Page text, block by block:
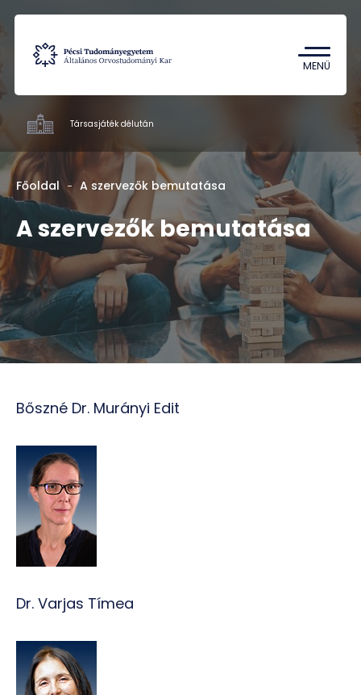
MENÜ
Tantárgykereső
Campus térkép
Nyelv HU EN DE
Társasjáték délután
Főoldal A szervezők bemutatása
A szervezők bemutatása
Bőszné Dr. Murányi Edit
Dr. Varjas Tímea